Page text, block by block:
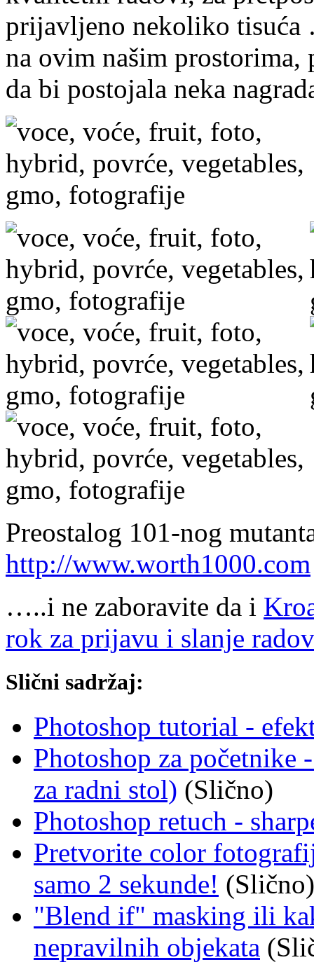
prijavljeno nekoliko tisuća
na ovim našim
da bi postojala neka
Preostalog 101-nog
http://www.worth1000.com
…..i ne zaboravite da i
rok za prijavu i slanje
Slični sadržaj:
Photoshop tutorial -
Photoshop za
za radni stol) (Slično)
Photoshop retuch -
Pretvorite color
samo 2 sekunde! (Slično)
"Blend if" masking ili
nepravilnih objekata